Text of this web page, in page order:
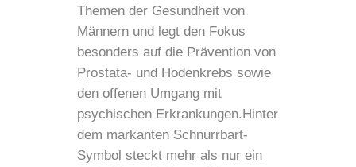
Themen der Gesundheit von
Männern und legt den Fokus
besonders auf die Prävention von
Prostata- und Hodenkrebs sowie
den offenen Umgang mit
psychischen Erkrankungen.Hinter
dem markanten Schnurrbart-
Symbol steckt mehr als nur ein